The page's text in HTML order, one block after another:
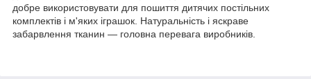
добре використовувати для пошиття дитячих постільних
комплектів і м'яких іграшок. Натуральність і яскраве
забарвлення тканин — головна перевага виробників.